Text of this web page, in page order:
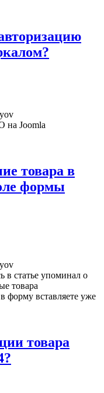
на Joomla
товара в
формы
в статье упоминал о
товара
форму вставляете уже
товара